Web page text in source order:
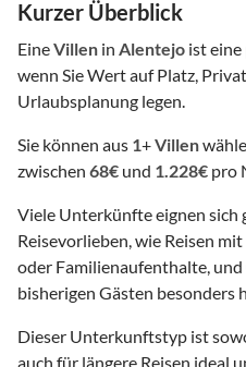
Kurzer Überblick
EineVillen in Alentejo ist
wenn Sie Wert auf Platz,
Urlaubsplanung legen.
Sie können aus 1+Villen
zwischen 68€ und 1.228€ pro
Viele Unterkünfte eignen
Reisevorlieben, wie Reisen
oder Familienaufenthalte,
bisherigen Gästen besonders
Dieser Unterkunftstyp ist
auch für längere Reisen ideal